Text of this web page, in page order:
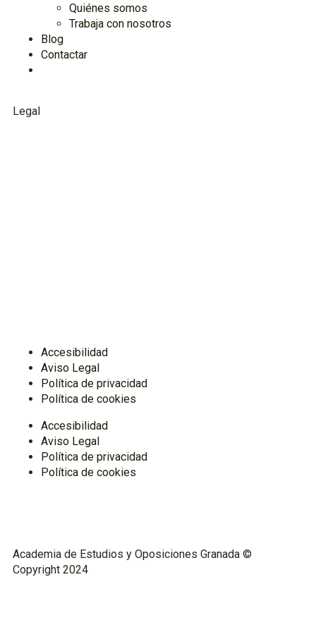
Quiénes somos
Trabaja con nosotros
Blog
Contactar
Legal
Accesibilidad
Aviso Legal
Política de privacidad
Política de cookies
Accesibilidad
Aviso Legal
Política de privacidad
Política de cookies
Academia de Estudios y Oposiciones Granada ©
Copyright 2024